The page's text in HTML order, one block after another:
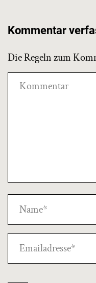
Kommentar
Die Regeln zum